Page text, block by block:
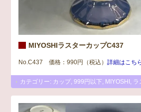
MIYOSHIラスターカップC437
No.C437 価格：990円（税込）詳細はこち
カテゴリー: カップ ,999円以下 , MIYOSHI , ラ